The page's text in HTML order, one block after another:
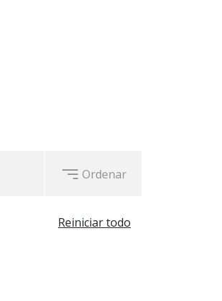
Ordenar
Reiniciar todo